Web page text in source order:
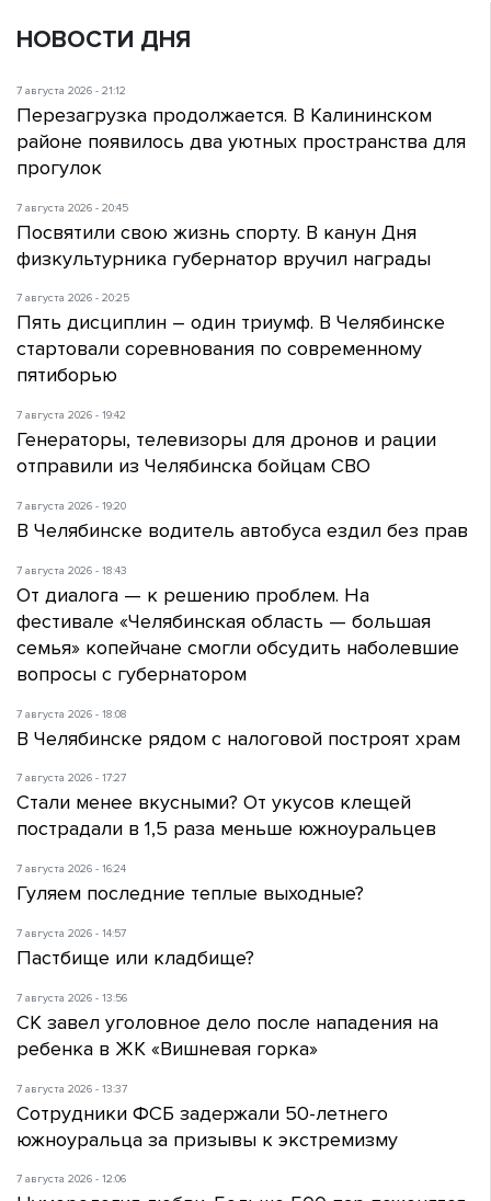
НОВОСТИ ДНЯ
7 августа 2026 - 21:12
Перезагрузка продолжается. В Калининском
районе появилось два уютных пространства для
прогулок
7 августа 2026 - 20:45
Посвятили свою жизнь спорту. В канун Дня
физкультурника губернатор вручил награды
7 августа 2026 - 20:25
Пять дисциплин – один триумф. В Челябинске
стартовали соревнования по современному
пятиборью
7 августа 2026 - 19:42
Генераторы, телевизоры для дронов и рации
отправили из Челябинска бойцам СВО
7 августа 2026 - 19:20
В Челябинске водитель автобуса ездил без прав
7 августа 2026 - 18:43
От диалога — к решению проблем. На
фестивале «Челябинская область — большая
семья» копейчане смогли обсудить наболевшие
вопросы с губернатором
7 августа 2026 - 18:08
В Челябинске рядом с налоговой построят храм
7 августа 2026 - 17:27
Стали менее вкусными? От укусов клещей
пострадали в 1,5 раза меньше южноуральцев
7 августа 2026 - 16:24
Гуляем последние теплые выходные?
7 августа 2026 - 14:57
Пастбище или кладбище?
7 августа 2026 - 13:56
СК завел уголовное дело после нападения на
ребенка в ЖК «Вишневая горка»
7 августа 2026 - 13:37
Сотрудники ФСБ задержали 50-летнего
южноуральца за призывы к экстремизму
7 августа 2026 - 12:06